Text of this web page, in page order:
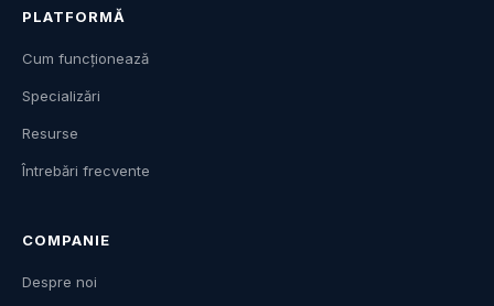
PLATFORMĂ
Cum funcționează
Specializări
Resurse
Întrebări frecvente
COMPANIE
Despre noi